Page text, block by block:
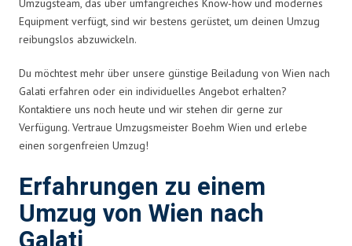
Umzugsteam, das über umfangreiches Know-how und modernes
Equipment verfügt, sind wir bestens gerüstet, um deinen Umzug
reibungslos abzuwickeln.
Du möchtest mehr über unsere günstige Beiladung von Wien nach
Galati erfahren oder ein individuelles Angebot erhalten?
Kontaktiere uns noch heute und wir stehen dir gerne zur
Verfügung. Vertraue Umzugsmeister Boehm Wien und erlebe
einen sorgenfreien Umzug!
Erfahrungen zu einem
Umzug von Wien nach